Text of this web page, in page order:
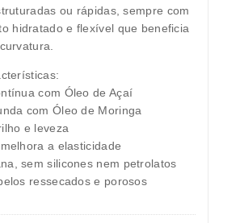
ou rápidas, sempre com
hidratado e flexível que beneficia
com Óleo de Açaí
com Óleo de Moringa
e leveza
a elasticidade
sem silicones nem petrolatos
ressecados e porosos